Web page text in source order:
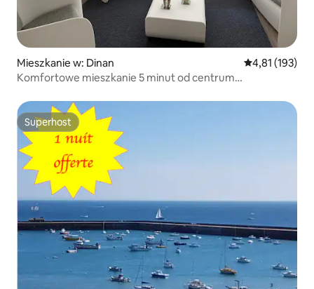
Mieszkanie w: Dinan Średnia
4,81 (193)
Komfortowe mieszkanie 5 minut od centrum
Superhost
Superhost